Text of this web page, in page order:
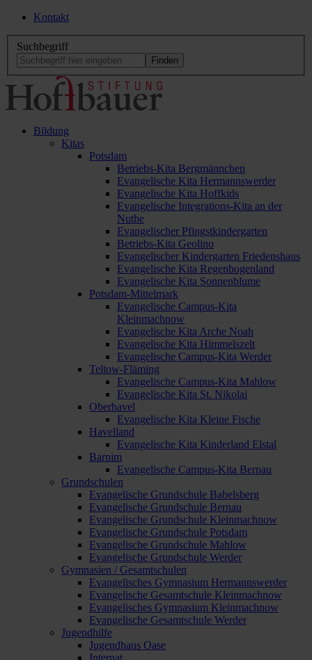
Kontakt
Suchbegriff
Bildung
Kitas
Potsdam
Betriebs-Kita Bergmännchen
Evangelische Kita Hermannswerder
Evangelische Kita Hoffkids
Evangelische Integrations-Kita an der
Nuthe
Evangelischer Pfingstkindergarten
Betriebs-Kita Geolino
Evangelischer Kindergarten Friedenshaus
Evangelische Kita Regenbogenland
Evangelische Kita Sonnenblume
Potsdam-Mittelmark
Evangelische Campus-Kita
Kleinmachnow
Evangelische Kita Arche Noah
Evangelische Kita Himmelszelt
Evangelische Campus-Kita Werder
Teltow-Fläming
Evangelische Campus-Kita Mahlow
Evangelische Kita St. Nikolai
Oberhavel
Evangelische Kita Kleine Fische
Havelland
Evangelische Kita Kinderland Elstal
Barnim
Evangelische Campus-Kita Bernau
Grundschulen
Evangelische Grundschule Babelsberg
Evangelische Grundschule Bernau
Evangelische Grundschule Kleinmachnow
Evangelische Grundschule Potsdam
Evangelische Grundschule Mahlow
Evangelische Grundschule Werder
Gymnasien / Gesamtschulen
Evangelisches Gymnasium Hermannswerder
Evangelische Gesamtschule Kleinmachnow
Evangelisches Gymnasium Kleinmachnow
Evangelische Gesamtschule Werder
Jugendhilfe
Jugendhaus Oase
Internat